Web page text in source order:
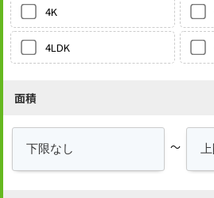
4K
4LDK
面積
～